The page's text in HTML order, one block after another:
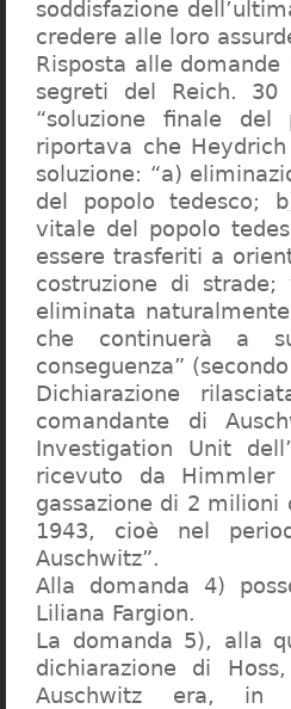
soddisfazione
credere alle loro
Risposta alle
segreti del Reich.
“soluzione finale del
riportava che
soluzione: “a)
del popolo tedesco;
vitale del popolo
essere trasferiti a
costruzione di
eliminata
che continuerà a
conseguenza”
Dichiarazione
comandante di
Investigation Unit
ricevuto da Himmler
gassazione di 2
1943, cioè nel
Auschwitz”.
Alla domanda 4)
Liliana Fargion.
La domanda 5), alla
dichiarazione di
Auschwitz era,